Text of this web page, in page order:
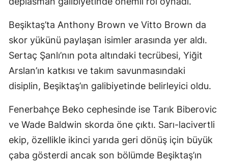
Beşiktaş’ta Anthony Brown ve Vitto Brown da
skor yükünü paylaşan isimler arasında yer aldı.
Sertaç Şanlı’nın pota altındaki tecrübesi, Yiğit
Arslan’ın katkısı ve takım savunmasındaki
disiplin, Beşiktaş’ın galibiyetinde belirleyici oldu.
Fenerbahçe Beko cephesinde ise Tarık Biberovic
ve Wade Baldwin skorda öne çıktı. Sarı-lacivertli
ekip, özellikle ikinci yarıda geri dönüş için büyük
çaba gösterdi ancak son bölümde Beşiktaş’ın